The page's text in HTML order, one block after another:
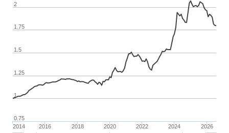
2016 2018 2020 2022 2024 2026
2014
1
2
0.75
1.25
1.5
1.75